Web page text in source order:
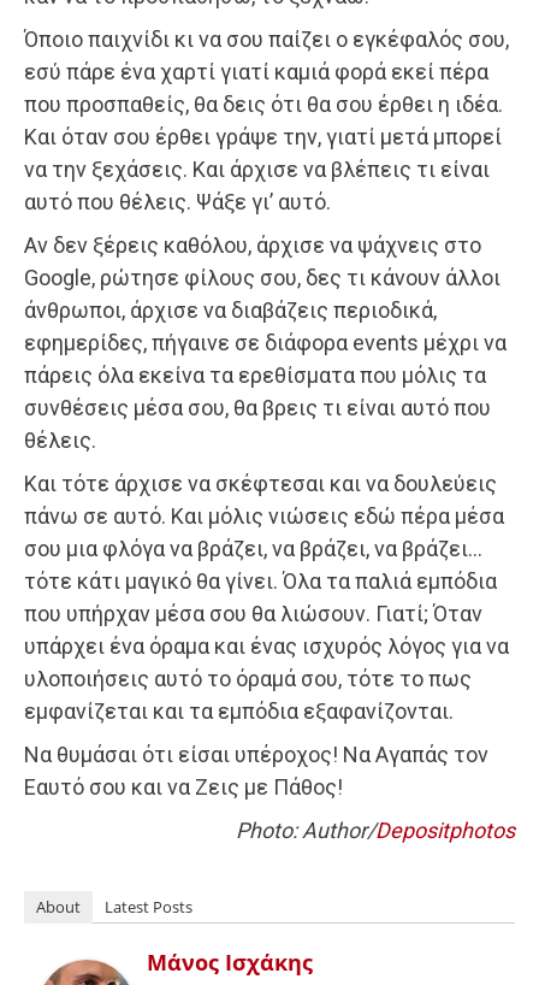
Όποιο παιχνίδι κι να σου παίζει ο εγκέφαλός σου,
εσύ πάρε ένα χαρτί γιατί καμιά φορά εκεί πέρα
που προσπαθείς, θα δεις ότι θα σου έρθει η ιδέα.
Και όταν σου έρθει γράψε την, γιατί μετά μπορεί
να την ξεχάσεις. Και άρχισε να βλέπεις τι είναι
αυτό που θέλεις. Ψάξε γι’ αυτό.
Αν δεν ξέρεις καθόλου, άρχισε να ψάχνεις στο
Google, ρώτησε φίλους σου, δες τι κάνουν άλλοι
άνθρωποι, άρχισε να διαβάζεις περιοδικά,
εφημερίδες, πήγαινε σε διάφορα events μέχρι να
πάρεις όλα εκείνα τα ερεθίσματα που μόλις τα
συνθέσεις μέσα σου, θα βρεις τι είναι αυτό που
θέλεις.
Και τότε άρχισε να σκέφτεσαι και να δουλεύεις
πάνω σε αυτό. Και μόλις νιώσεις εδώ πέρα μέσα
σου μια φλόγα να βράζει, να βράζει, να βράζει…
τότε κάτι μαγικό θα γίνει. Όλα τα παλιά εμπόδια
που υπήρχαν μέσα σου θα λιώσουν. Γιατί; Όταν
υπάρχει ένα όραμα και ένας ισχυρός λόγος για να
υλοποιήσεις αυτό το όραμά σου, τότε το πως
εμφανίζεται και τα εμπόδια εξαφανίζονται.
Να θυμάσαι ότι είσαι υπέροχος! Να Αγαπάς τον
Εαυτό σου και να Ζεις με Πάθος!
Photo: Author/Depositphotos
About Latest Posts
Μάνος Ισχάκης